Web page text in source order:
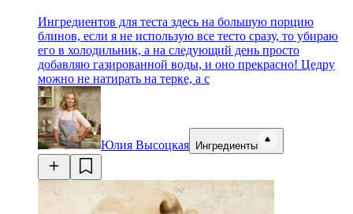
Ингредиентов для теста здесь на большую порцию
блинов, если я не использую все тесто сразу, то убираю
его в холодильник, а на следующий день просто
добавляю газированной воды, и оно прекрасно! Цедру
можно не натирать на терке, а с
Юлия Высоцкая Ингредиенты